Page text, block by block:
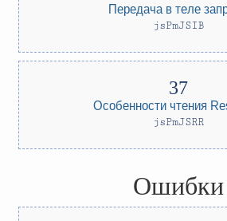
Передача в теле
jsPmJSIB
Особенности чтения
jsPmJSRR
Ошибки